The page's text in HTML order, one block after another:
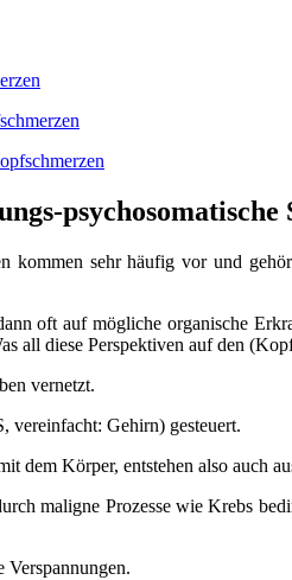
sehr häufig vor und
oft auf mögliche organische
all diese Perspektiven auf den
vernetzt.
vereinfacht: Gehirn) gesteuert.
dem Körper, entstehen also auch
maligne Prozesse wie Krebs
Verspannungen.